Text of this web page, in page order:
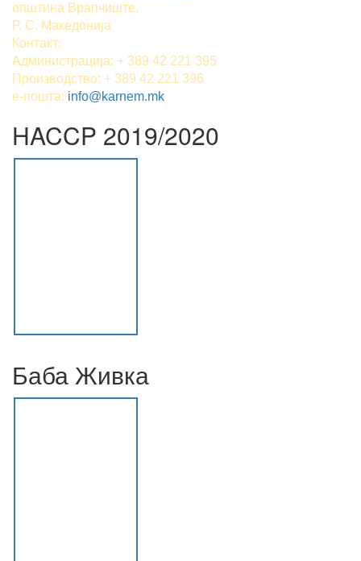
општина Врапчиште,
Р. С. Македонија
Контакт:
Администрација: + 389 42 221 395
Производство: + 389 42 221 396
е-пошта: info@karnem.mk
HACCP 2019/2020
Баба Живка